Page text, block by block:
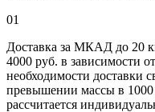
01
Доставка за МКАД до 20
4000 руб. в зависимости
необходимости доставки
превышении массы в 1000
рассчитается